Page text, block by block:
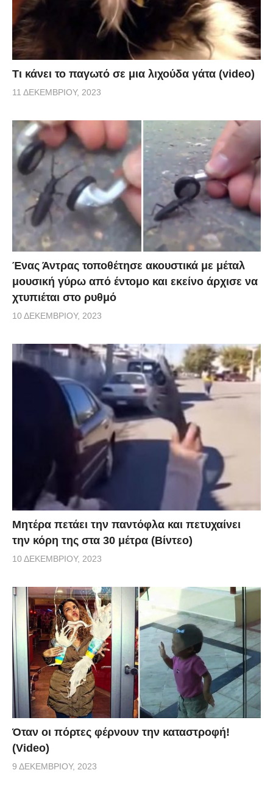
Τι κάνει το παγωτό σε μια λιχούδα γάτα (video)
11 ΔΕΚΕΜΒΡΊΟΥ, 2023
Ένας Άντρας τοποθέτησε ακουστικά με μέταλ
μουσική γύρω από έντομο και εκείνο άρχισε να
χτυπιέται στο ρυθμό
10 ΔΕΚΕΜΒΡΊΟΥ, 2023
Μητέρα πετάει την παντόφλα και πετυχαίνει
την κόρη της στα 30 μέτρα (Βίντεο)
10 ΔΕΚΕΜΒΡΊΟΥ, 2023
Όταν οι πόρτες φέρνουν την καταστροφή!
(Video)
9 ΔΕΚΕΜΒΡΊΟΥ, 2023